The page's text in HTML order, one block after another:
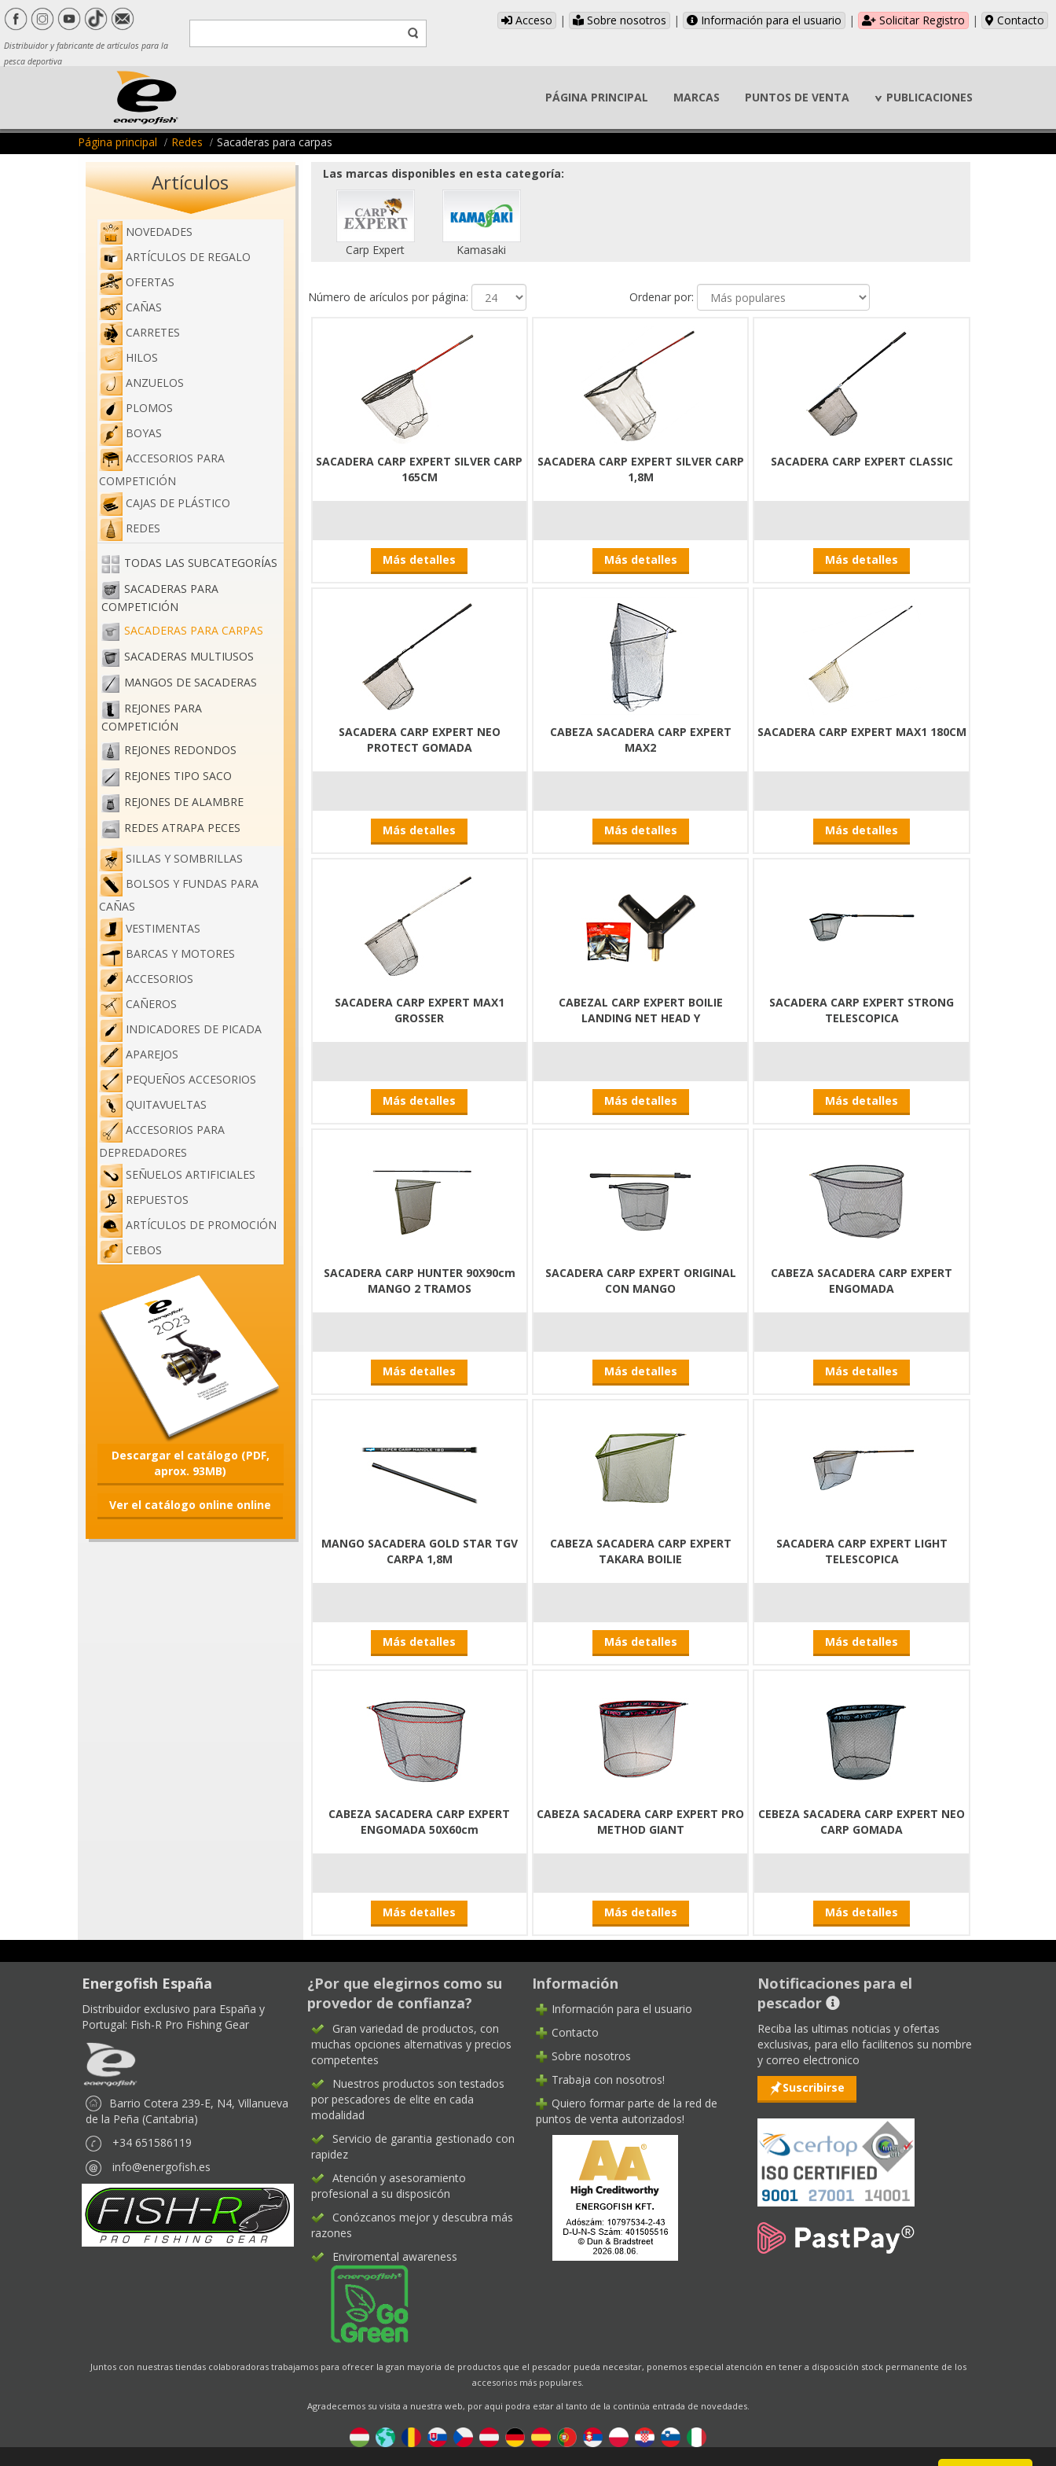
Distribuidor y fabricante de artículos para la
pesca deportiva
Acceso | Sobre nosotros | Información para el usuario | Solicitar Registro | Contacto
PÁGINA PRINCIPAL MARCAS PUNTOS DE VENTA PUBLICACIONES
Página principal Redes Sacaderas para carpas
Artículos
NOVEDADES
ARTÍCULOS DE REGALO
OFERTAS
CAÑAS
CARRETES
HILOS
ANZUELOS
PLOMOS
BOYAS
ACCESORIOS PARA
COMPETICIÓN
CAJAS DE PLÁSTICO
REDES
TODAS LAS SUBCATEGORÍAS
SACADERAS PARA
COMPETICIÓN
SACADERAS PARA CARPAS
SACADERAS MULTIUSOS
MANGOS DE SACADERAS
REJONES PARA
COMPETICIÓN
REJONES REDONDOS
REJONES TIPO SACO
REJONES DE ALAMBRE
REDES ATRAPA PECES
SILLAS Y SOMBRILLAS
BOLSOS Y FUNDAS PARA
CAÑAS
VESTIMENTAS
BARCAS Y MOTORES
ACCESORIOS
CAÑEROS
INDICADORES DE PICADA
APAREJOS
PEQUEÑOS ACCESORIOS
QUITAVUELTAS
ACCESORIOS PARA
DEPREDADORES
SEÑUELOS ARTIFICIALES
REPUESTOS
ARTÍCULOS DE PROMOCIÓN
CEBOS
Descargar el catálogo (PDF,
aprox. 93MB)
Ver el catálogo online online
Las marcas disponibles en esta categoría:
Carp Expert Kamasaki
Número de arículos por página: Ordenar por:
SACADERA CARP EXPERT SILVER CARP
165CM
Más detalles
SACADERA CARP EXPERT SILVER CARP
1,8M
Más detalles
SACADERA CARP EXPERT CLASSIC
Más detalles
SACADERA CARP EXPERT NEO
PROTECT GOMADA
Más detalles
CABEZA SACADERA CARP EXPERT
MAX2
Más detalles
SACADERA CARP EXPERT MAX1 180CM
Más detalles
SACADERA CARP EXPERT MAX1
GROSSER
Más detalles
CABEZAL CARP EXPERT BOILIE
LANDING NET HEAD Y
Más detalles
SACADERA CARP EXPERT STRONG
TELESCOPICA
Más detalles
SACADERA CARP HUNTER 90X90cm
MANGO 2 TRAMOS
Más detalles
SACADERA CARP EXPERT ORIGINAL
CON MANGO
Más detalles
CABEZA SACADERA CARP EXPERT
ENGOMADA
Más detalles
MANGO SACADERA GOLD STAR TGV
CARPA 1,8M
Más detalles
CABEZA SACADERA CARP EXPERT
TAKARA BOILIE
Más detalles
SACADERA CARP EXPERT LIGHT
TELESCOPICA
Más detalles
CABEZA SACADERA CARP EXPERT
ENGOMADA 50X60cm
Más detalles
CABEZA SACADERA CARP EXPERT PRO
METHOD GIANT
Más detalles
CEBEZA SACADERA CARP EXPERT NEO
CARP GOMADA
Más detalles
Energofish España
Distribuidor exclusivo para España y
Portugal: Fish-R Pro Fishing Gear
Barrio Cotera 239-E, N4, Villanueva
de la Peña (Cantabria)
+34 651586119
info@energofish.es
¿Por que elegirnos como su
provedor de confianza?
Gran variedad de productos, con
muchas opciones alternativas y precios
competentes
Nuestros productos son testados
por pescadores de elite en cada
modalidad
Servicio de garantia gestionado con
rapidez
Atención y asesoramiento
profesional a su disposicón
Conózcanos mejor y descubra más
razones
Enviromental awareness
Información
Información para el usuario
Contacto
Sobre nosotros
Trabaja con nosotros!
Quiero formar parte de la red de
puntos de venta autorizados!
Notificaciones para el
pescador
Reciba las ultimas noticias y ofertas
exclusivas, para ello facilitenos su nombre
y correo electronico
Suscribirse
Juntos con nuestras tiendas colaboradoras trabajamos para ofrecer la gran mayoria de productos que el pescador pueda necesitar, ponemos especial atención en tener a disposición stock permanente de los
accesorios más populares.
Agradecemos su visita a nuestra web, por aqui podra estar al tanto de la continúa entrada de novedades.